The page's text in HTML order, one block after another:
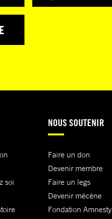
soi
NOUS SOUTENIR
Faire un don
Devenir membre
Faire un legs
Devenir mécène
Fondation Amnesty